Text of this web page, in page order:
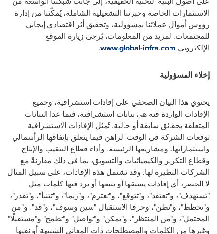
الاستثمارات الخاصة وخبرتنا التشغيلية الشاملة، يُمكّننا من إدارة
رؤوس أموال عملائنا بمسؤولية، وتحقيق أثر اقتصادي إيجابي
للمجتمعات. لمزيد من المعلومات، يُرجى زيارة الموقع
الإلكتروني www.global-infra.com
.
إخلاء المسؤولية
يحتوي هذا البيان الصحفي على إفادات استشرافية، وجميع
الإفادات الواردة فيه هي بيانات استشرافية، فيما عدا البيانات
المتعلقة بحقائق سابقة أو حالية. تُمثل الإفادات الاستشرافية
توقعات الشركة في الوقت الراهن فيما يتعلق بإنفاقها الرأسمالي
واستثماراتها، ومشاريعها الرئيسة، وأداء قطاع التنقيب والإنتاج
وقطاع التكرير والكيميائيات والتسويق، بما في ذلك مقارنةً مع
الشركات النظيرة لها. وقد تشتمل هذه الإفادات، على سبيل المثال
لا الحصر، أي إفادات يسبقها أو يتبعها أو يرد فيها كلمات مثل
"تستهدف"، و"تعتقد"، و"تتوقع"، و"تعتزم"، و"ربما"، و"تتنبأ"، و"تقدر"،
و"تخطط"، و"تظن"، وحرفا الاستقبال "سين وسوف"، و"قد"، و"من
المحتمل"، و"من المنتظر"، و"يمكن" و"تواصل" و"تطمح" و"مستقبلًا"
وغيرها من الكلمات والمصطلحات ذات المعاني الشبيهة أو نفيها.